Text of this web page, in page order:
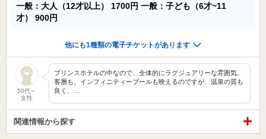
一般：大人（12才以上） 1700円 一般：子ども（6才~11
才） 900円
他にも1種類の電子チケットがあります
50代～
女性
プリンスホテルの中なので、全体的にラグジュアリーな雰囲気。
客層も。インフィニティープールも映えるのですが、温泉の質も
良く、…
関連情報から探す